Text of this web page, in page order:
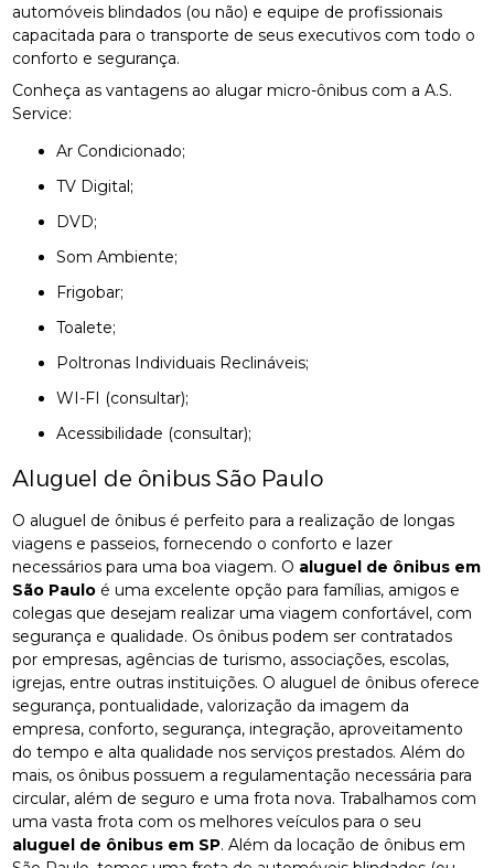
automóveis blindados (ou não) e equipe de profissionais
capacitada para o transporte de seus executivos com todo o
conforto e segurança.
Conheça as vantagens ao alugar micro-ônibus com a A.S.
Service:
Ar Condicionado;
TV Digital;
DVD;
Som Ambiente;
Frigobar;
Toalete;
Poltronas Individuais Reclináveis;
WI-FI (consultar);
Acessibilidade (consultar);
Aluguel de ônibus São Paulo
O aluguel de ônibus é perfeito para a realização de longas
viagens e passeios, fornecendo o conforto e lazer
necessários para uma boa viagem. O aluguel de ônibus em
São Paulo é uma excelente opção para famílias, amigos e
colegas que desejam realizar uma viagem confortável, com
segurança e qualidade. Os ônibus podem ser contratados
por empresas, agências de turismo, associações, escolas,
igrejas, entre outras instituições. O aluguel de ônibus oferece
segurança, pontualidade, valorização da imagem da
empresa, conforto, segurança, integração, aproveitamento
do tempo e alta qualidade nos serviços prestados. Além do
mais, os ônibus possuem a regulamentação necessária para
circular, além de seguro e uma frota nova. Trabalhamos com
uma vasta frota com os melhores veículos para o seu
aluguel de ônibus em SP. Além da locação de ônibus em